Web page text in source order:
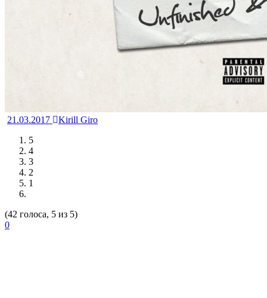
21.03.2017
Kirill Giro
5
4
3
2
1
(42 голоса, 5 из 5)
0